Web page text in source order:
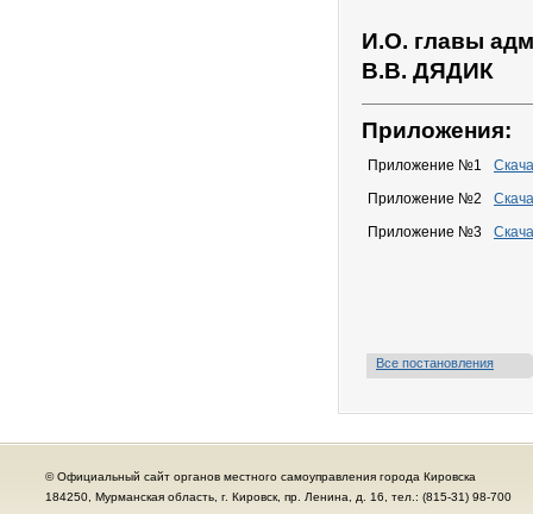
И.О. главы
В.В. ДЯДИК
Приложения:
Приложение №1
Приложение №2
Приложение №3
Все постановления
© Официальный сайт органов местного самоуправления города Кировска
184250, Мурманская область, г. Кировск, пр. Ленина, д. 16, тел.: (815-31) 98-700